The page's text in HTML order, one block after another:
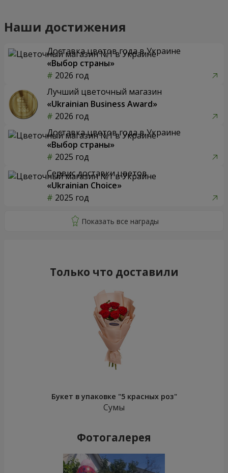
Наши достижения
Доставка цветов года в Украине
«Выбор страны»
2026 год
Лучший цветочный магазин
«Ukrainian Business Award»
2026 год
Доставка цветов года в Украине
«Выбор страны»
2025 год
Сервис доставки цветов
«Ukrainian Choice»
2025 год
Только что доставили
Букет в упаковке "5 красных роз"
Сумы
Фотогалерея